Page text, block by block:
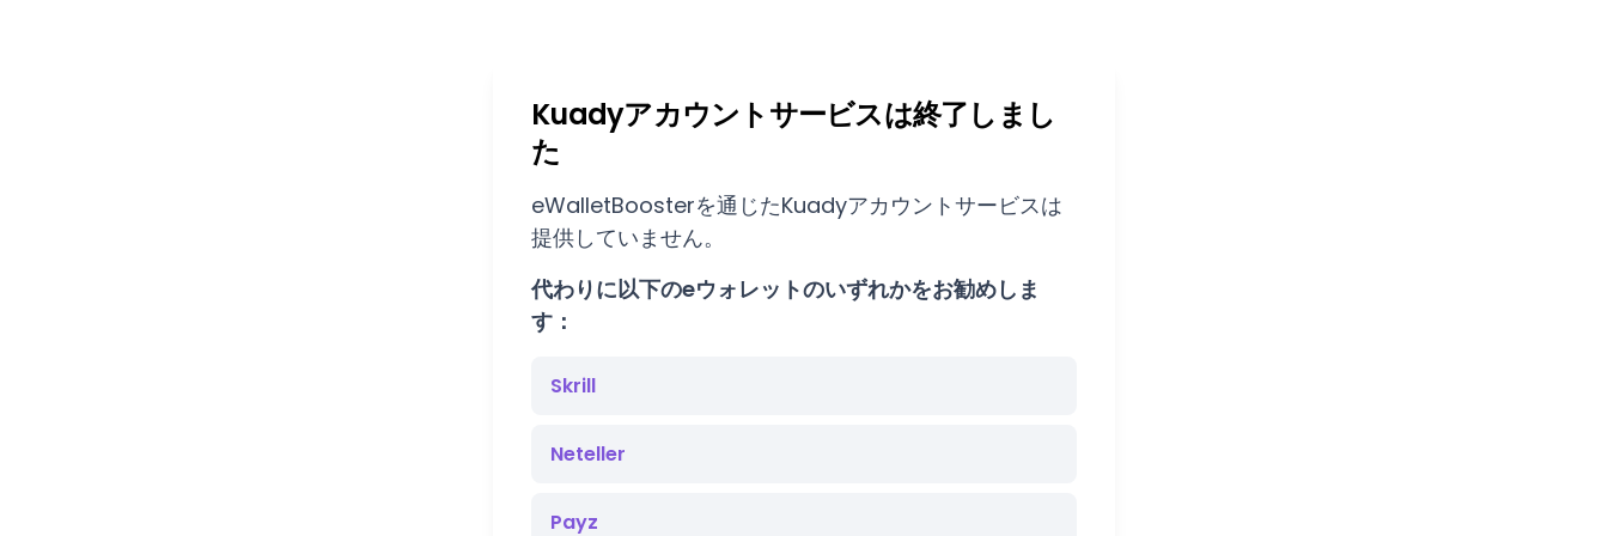
Kuadyアカウントサービスは終了しまし
た
eWalletBoosterを通じたKuadyアカウントサービスは
提供していません。
代わりに以下のeウォレットのいずれかをお勧めしま
す：
Skrill
Neteller
Payz